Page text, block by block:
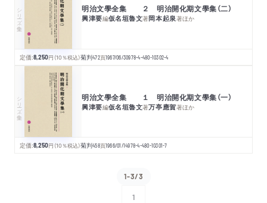
シリーズ・全集 明治文學全集 ２ 明治開化期文學集（二）
興津要編仮名垣魯文著岡本起泉著ほか
定価:8,250円 （10％税込）菊判472頁1967/06/30978-4-480-10302-4
シリーズ・全集 明治文學全集 １ 明治開化期文學集（一）
興津要編仮名垣魯文著万亭應賀著ほか
定価:8,250円 （10％税込）菊判458頁1966/01/14978-4-480-10301-7
1-3/3
1